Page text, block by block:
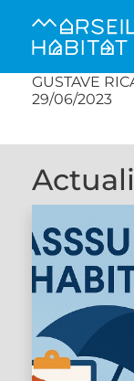
GUSTAVE
29/06/2023